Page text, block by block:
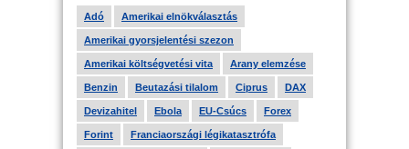
Adó Amerikai elnökválasztás
Amerikai gyorsjelentési szezon
Amerikai költségvetési vita Arany elemzése
Benzin Beutazási tilalom Ciprus DAX
Devizahitel Ebola EU-Csúcs Forex
Forint Franciaországi légikatasztrófa